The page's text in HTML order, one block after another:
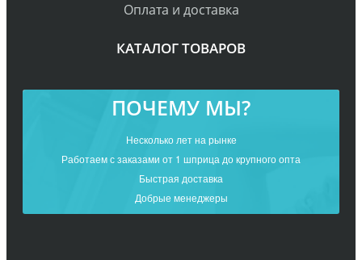
Оплата и доставка
КАТАЛОГ ТОВАРОВ
ПОЧЕМУ МЫ?
Несколько лет на рынке
Работаем с заказами от 1 шприца до крупного опта
Быстрая доставка
Добрые менеджеры